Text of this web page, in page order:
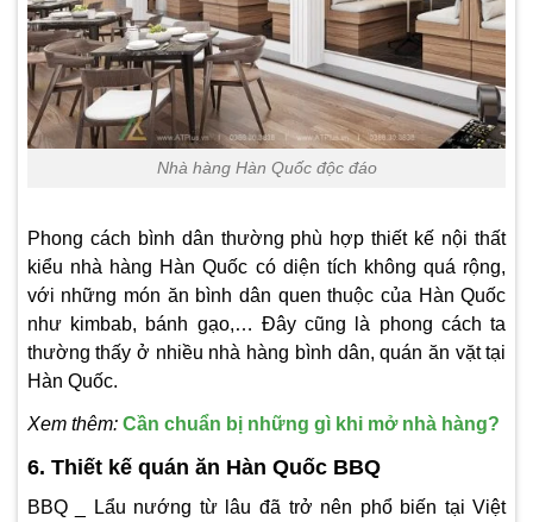
Nhà hàng Hàn Quốc độc đáo
Phong cách bình dân thường phù hợpthiết kế nội thất
kiểu nhà hàng Hàn Quốc có diện tích không quá rộng,
với những món ăn bình dân quen thuộc của Hàn Quốc
như kimbab, bánh gạo,… Đây cũng là phong cách ta
thường thấy ở nhiều nhà hàng bình dân, quán ăn vặt tại
Hàn Quốc.
Xem thêm: Cần chuẩn bị những gì khi mở nhà hàng?
6. Thiết kế quán ăn Hàn Quốc BBQ
BBQ _ Lẩu nướng từ lâu đã trở nên phổ biến tại Việt